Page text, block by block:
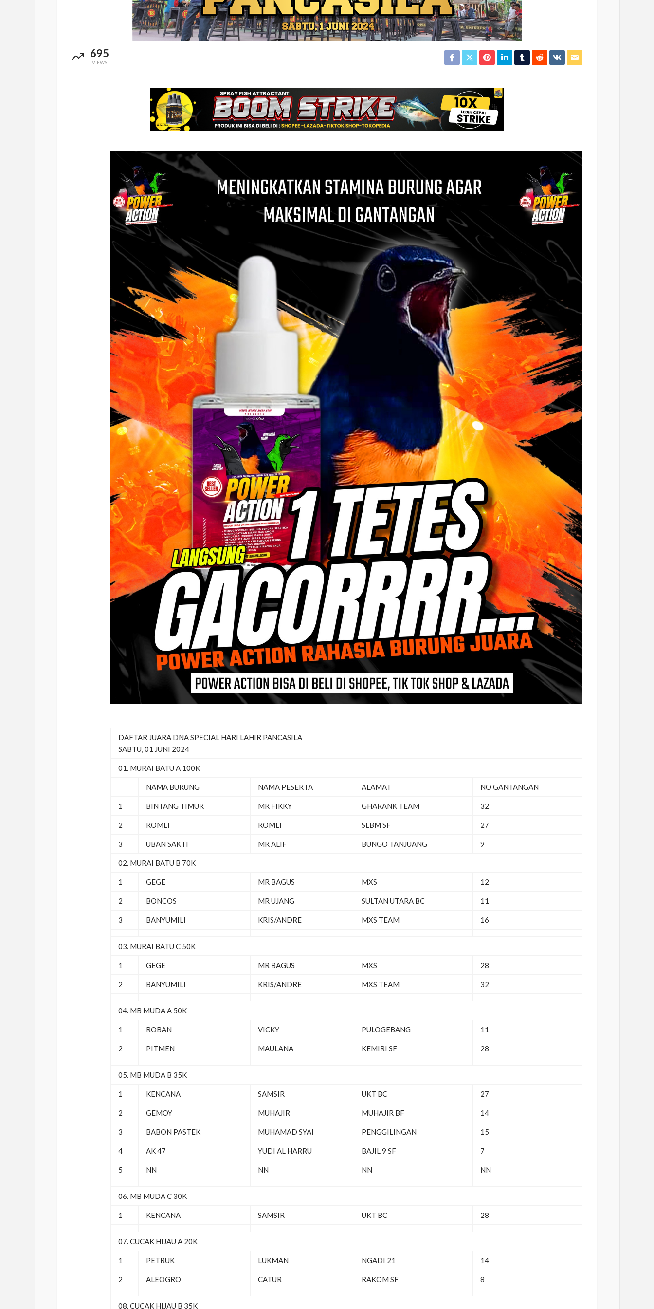
695
VIEWS
DAFTAR JUARA DNA SPECIAL HARI LAHIR PANCASILA
SABTU, 01 JUNI 2024
01. MURAI BATU A 100K
NAMA BURUNG NAMA PESERTA ALAMAT NO GANTANGAN
1 BINTANG TIMUR MR FIKKY GHARANK TEAM 32
2 ROMLI ROMLI SLBM SF 27
3 UBAN SAKTI MR ALIF BUNGO TANJUANG 9
02. MURAI BATU B 70K
1 GEGE MR BAGUS MXS 12
2 BONCOS MR UJANG SULTAN UTARA BC 11
3 BANYUMILI KRIS/ANDRE MXS TEAM 16
03. MURAI BATU C 50K
1 GEGE MR BAGUS MXS 28
2 BANYUMILI KRIS/ANDRE MXS TEAM 32
04. MB MUDA A 50K
1 ROBAN VICKY PULOGEBANG 11
2 PITMEN MAULANA KEMIRI SF 28
05. MB MUDA B 35K
1 KENCANA SAMSIR UKT BC 27
2 GEMOY MUHAJIR MUHAJIR BF 14
3 BABON PASTEK MUHAMAD SYAI PENGGILINGAN 15
4 AK 47 YUDI AL HARRU BAJIL 9 SF 7
5 NN NN NN NN
06. MB MUDA C 30K
1 KENCANA SAMSIR UKT BC 28
07. CUCAK HIJAU A 20K
1 PETRUK LUKMAN NGADI 21 14
2 ALEOGRO CATUR RAKOM SF 8
08. CUCAK HIJAU B 35K